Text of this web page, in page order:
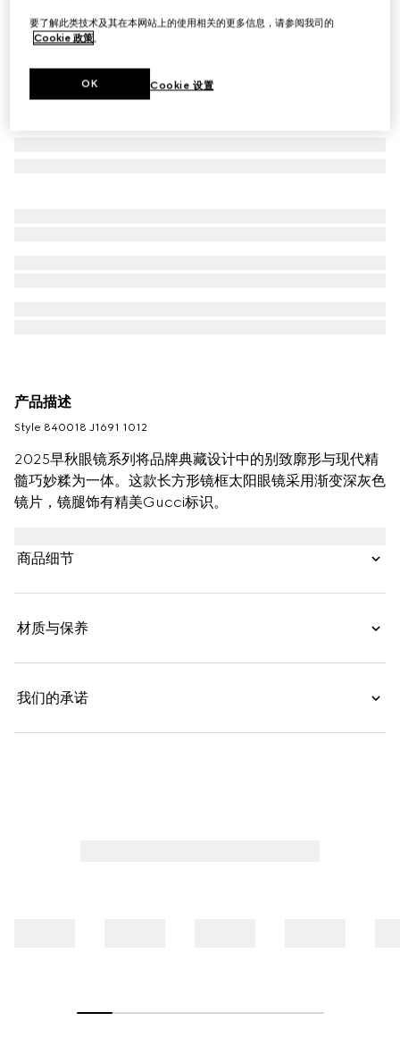
产品描述
Style ‎840018 J1691 1012
2025早秋眼镜系列将品牌典藏设计中的别致廓形与现代精
髓巧妙糅为一体。这款长方形镜框太阳眼镜采用渐变深灰色
镜片，镜腿饰有精美Gucci标识。
商品细节
材质与保养
我们的承诺
要了解此类技术及其在本网站上的使用相关的更多信息，请参阅我司的
Cookie 政策。
Cookie 设置
OK